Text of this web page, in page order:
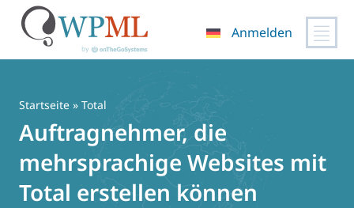
springen
Anmelden
Startseite » Total
Auftragnehmer, die
mehrsprachige Websites mit
Total erstellen können